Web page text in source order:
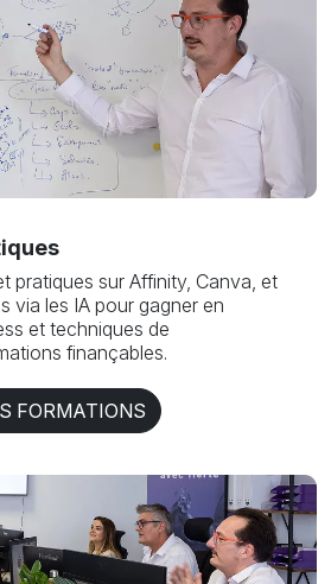
pratiques sur Affinity, Canva, et
via les IA pour gagner en
et techniques de
finançables.
FORMATIONS